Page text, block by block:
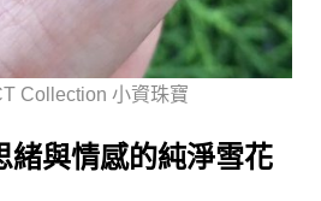
Collection 小資珠寶
緒與情感的純淨雪花